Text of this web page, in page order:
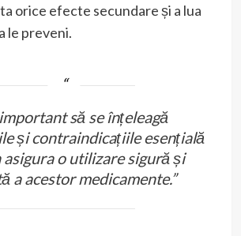
orice efecte secundare și a lua
le preveni.
să se înțeleagă
și contraindicațiile esențială
asigura o utilizare sigură și
a acestor medicamente.”